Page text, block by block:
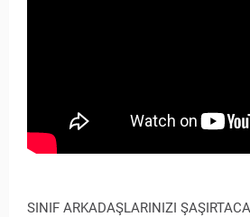
SINIF ARKADAŞLARINIZI